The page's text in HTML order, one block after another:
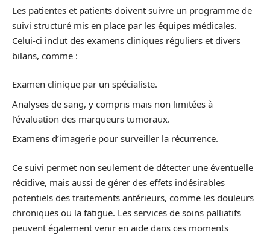
Les patientes et patients doivent suivre un programme de
suivi structuré mis en place par les équipes médicales.
Celui-ci inclut des examens cliniques réguliers et divers
bilans, comme :
Examen clinique par un spécialiste.
Analyses de sang, y compris mais non limitées à
l’évaluation des marqueurs tumoraux.
Examens d’imagerie pour surveiller la récurrence.
Ce suivi permet non seulement de détecter une éventuelle
récidive, mais aussi de gérer des effets indésirables
potentiels des traitements antérieurs, comme les douleurs
chroniques ou la fatigue. Les services de soins palliatifs
peuvent également venir en aide dans ces moments